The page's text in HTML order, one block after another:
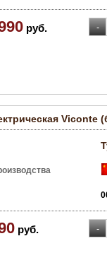
руб.
Viconte
руб.